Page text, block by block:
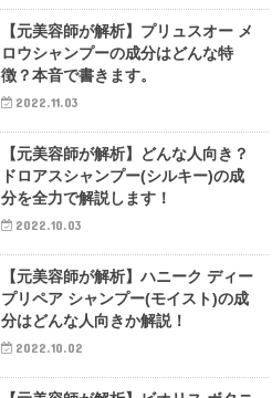
【元美容師が解析】プリュスオー メ
ロウシャンプーの成分はどんな特
徴？本音で書きます。
2022.11.03
【元美容師が解析】どんな人向き？
ドロアスシャンプー(シルキー)の成
分を全力で解説します！
2022.10.03
【元美容師が解析】ハニーク ディー
プリペア シャンプー(モイスト)の成
分はどんな人向きか解説！
2022.10.02